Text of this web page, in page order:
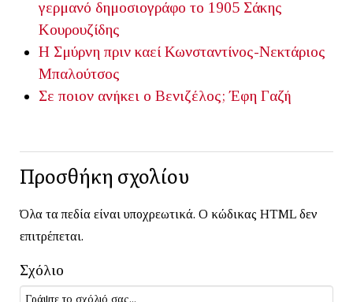
γερμανό δημοσιογράφο το 1905 Σάκης
Κουρουζίδης
Η Σμύρνη πριν καεί Κωνσταντίνος-Νεκτάριος
Μπαλούτσος
Σε ποιον ανήκει ο Βενιζέλος; Έφη Γαζή
Προσθήκη σχολίου
Όλα τα πεδία είναι υποχρεωτικά. Ο κώδικας HTML δεν
επιτρέπεται.
Σχόλιο